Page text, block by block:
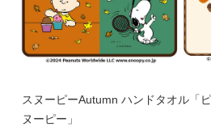
スヌーピーAutumn ハンドタオル「
ヌーピー」